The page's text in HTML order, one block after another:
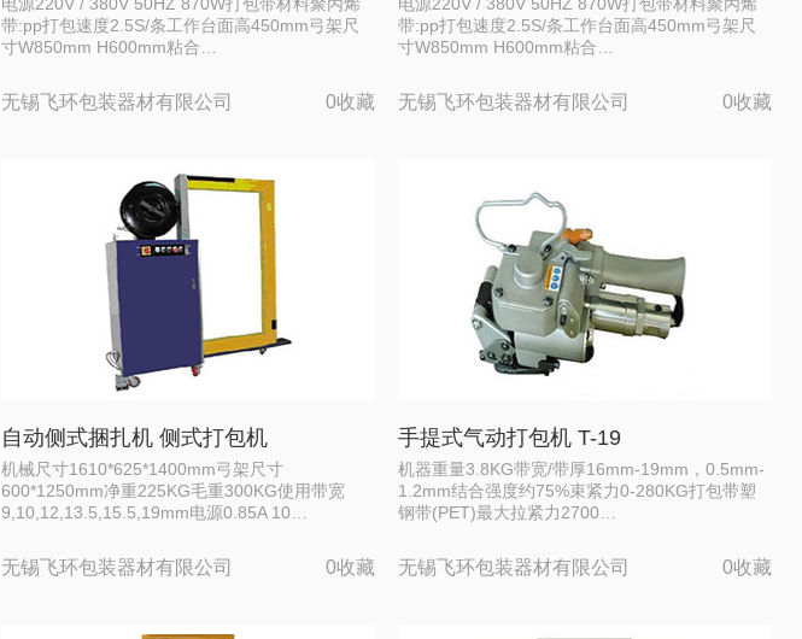
带:pp打包速度2.5S/条工作台面高450mm弓架尺
寸W850mm H600mm粘合…
无锡飞环包装器材有限公司 0收藏
带:pp打包速度2.5S/条工作台面高450mm弓架尺
寸W850mm H600mm粘合…
无锡飞环包装器材有限公司 0收藏
自动侧式捆扎机 侧式打包机
机械尺寸1610*625*1400mm弓架尺寸
600*1250mm净重225KG毛重300KG使用带宽
9,10,12,13.5,15.5,19mm电源0.85A 10…
无锡飞环包装器材有限公司 0收藏
手提式气动打包机 T-19
机器重量3.8KG带宽/带厚16mm-19mm，0.5mm-
1.2mm结合强度约75%束紧力0-280KG打包带塑
钢带(PET)最大拉紧力2700…
无锡飞环包装器材有限公司 0收藏